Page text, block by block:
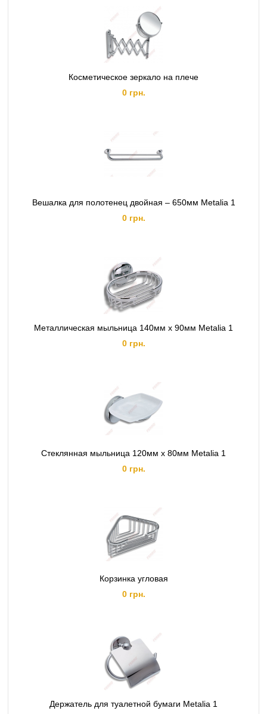
Косметическое зеркало на плече
0 грн.
Вешалка для полотенец двойная – 650мм Metalia 1
0 грн.
Металлическая мыльница 140мм x 90мм Metalia 1
0 грн.
Стеклянная мыльница 120мм x 80мм Metalia 1
0 грн.
Корзинка угловая
0 грн.
Держатель для туалетной бумаги Metalia 1